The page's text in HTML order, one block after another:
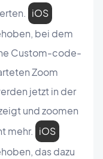
iOS
bei dem
Custom-code-
Zoom
jetzt in der
und zoomen
mehr. iOS
das dazu